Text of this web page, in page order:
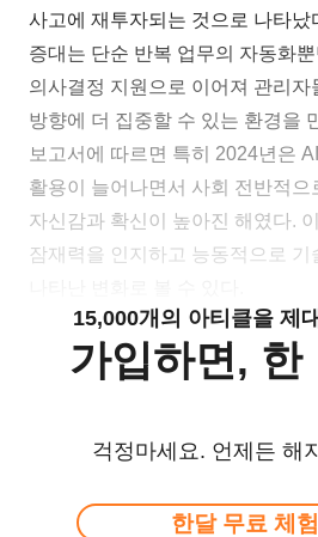
사고에 재투자되는 것으로 나타났
증대는 단순 반복 업무의 자동화
의사결정 지원으로 이어져 관리자
방향에 더 집중할 수 있는 환경을
보고서에 따르면 특히 2024년은
활용이 늘어나면서 사회 전반적으
자신감과 확신이 높아진 해였다.
잠재력을 인지하고 능동적으로 기
15,000개의 아티클을 제
가입하면, 한
걱정마세요. 언제든 해
한달 무료 체험